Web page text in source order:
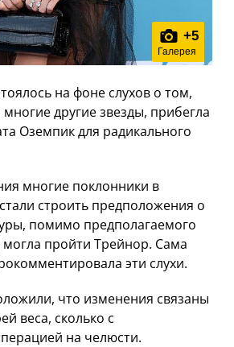
+5
Галерея
на фоне слухов о том,
другие звезды, прибегла
Оземпик для радикального
многие поклонники в
строить предположения о
помимо предполагаемого
пройти Трейнор. Сама
эти слухи.
что изменения связаны
веса, сколько с
на челюсти.